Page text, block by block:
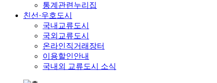
통계관련누리집
친선·우호도시
국내교류도시
국외교류도시
온라인직거래장터
이용할인안내
국내외 교류도시 소식